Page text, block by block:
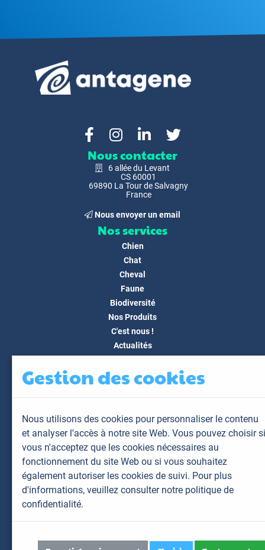
Nous contacter
6 allée du Levant
CS 60001
69890 La Tour de Salvagny
France
Nous envoyer un email
Nos services
Chien
Chat
Cheval
Faune
Biodiversité
Nos Produits
C'est nous !
Actualités
FAQ
Mon espace
Mes animaux
Mes résultats
Mes commandes
Mes factures
Gestion des cookies
Nous utilisons des cookies pour personnaliser le contenu
et analyser l'accès à notre site Web. Vous pouvez choisir si
vous n'acceptez que les cookies nécessaires au
fonctionnement du site Web ou si vous souhaitez
également autoriser les cookies de suivi. Pour plus
d'informations, veuillez consulter notre politique de
confidentialité.